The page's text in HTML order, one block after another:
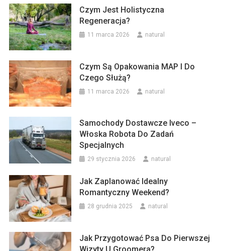
Czym Jest Holistyczna
Regeneracja?
11 marca 2026 natural
Czym Są Opakowania MAP I Do
Czego Służą?
11 marca 2026 natural
Samochody Dostawcze Iveco –
Włoska Robota Do Zadań
Specjalnych
29 stycznia 2026 natural
Jak Zaplanować Idealny
Romantyczny Weekend?
28 grudnia 2025 natural
Jak Przygotować Psa Do Pierwszej